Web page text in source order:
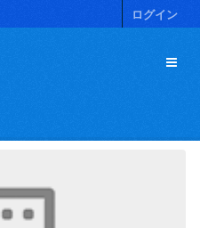
ログイン